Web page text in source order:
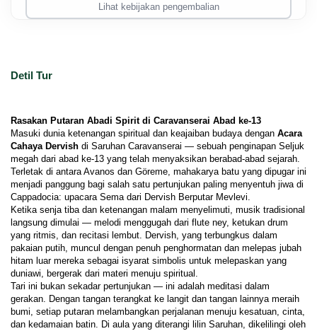
Detil Tur
Rasakan Putaran Abadi Spirit di Caravanserai Abad ke-13
Masuki dunia ketenangan spiritual dan keajaiban budaya dengan Acara
Cahaya Dervish di Saruhan Caravanserai — sebuah penginapan Seljuk
megah dari abad ke-13 yang telah menyaksikan berabad-abad sejarah.
Terletak di antara Avanos dan Göreme, mahakarya batu yang dipugar ini
menjadi panggung bagi salah satu pertunjukan paling menyentuh jiwa di
Cappadocia: upacara Sema dari Dervish Berputar Mevlevi.
Ketika senja tiba dan ketenangan malam menyelimuti, musik tradisional
langsung dimulai — melodi menggugah dari flute ney, ketukan drum
yang ritmis, dan recitasi lembut. Dervish, yang terbungkus dalam
pakaian putih, muncul dengan penuh penghormatan dan melepas jubah
hitam luar mereka sebagai isyarat simbolis untuk melepaskan yang
duniawi, bergerak dari materi menuju spiritual.
Tari ini bukan sekadar pertunjukan — ini adalah meditasi dalam
gerakan. Dengan tangan terangkat ke langit dan tangan lainnya meraih
bumi, setiap putaran melambangkan perjalanan menuju kesatuan, cinta,
dan kedamaian batin. Di aula yang diterangi lilin Saruhan, dikelilingi oleh
Lihat kebijakan pengembalian